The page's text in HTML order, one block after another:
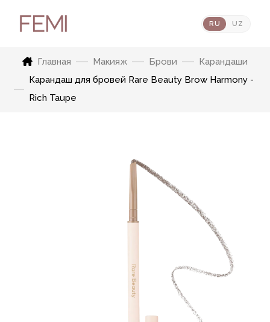
RU UZ
Главная Макияж Брови
Карандаши
Карандаш для бровей Rare Beauty Brow Harmony -
Rich Taupe